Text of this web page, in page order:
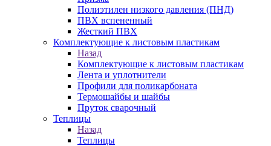
Полиэтилен низкого давления (ПНД)
ПВХ вспененный
Жесткий ПВХ
Комплектующие к листовым пластикам
Назад
Комплектующие к листовым пластикам
Лента и уплотнители
Профили для поликарбоната
Термошайбы и шайбы
Пруток сварочный
Теплицы
Назад
Теплицы